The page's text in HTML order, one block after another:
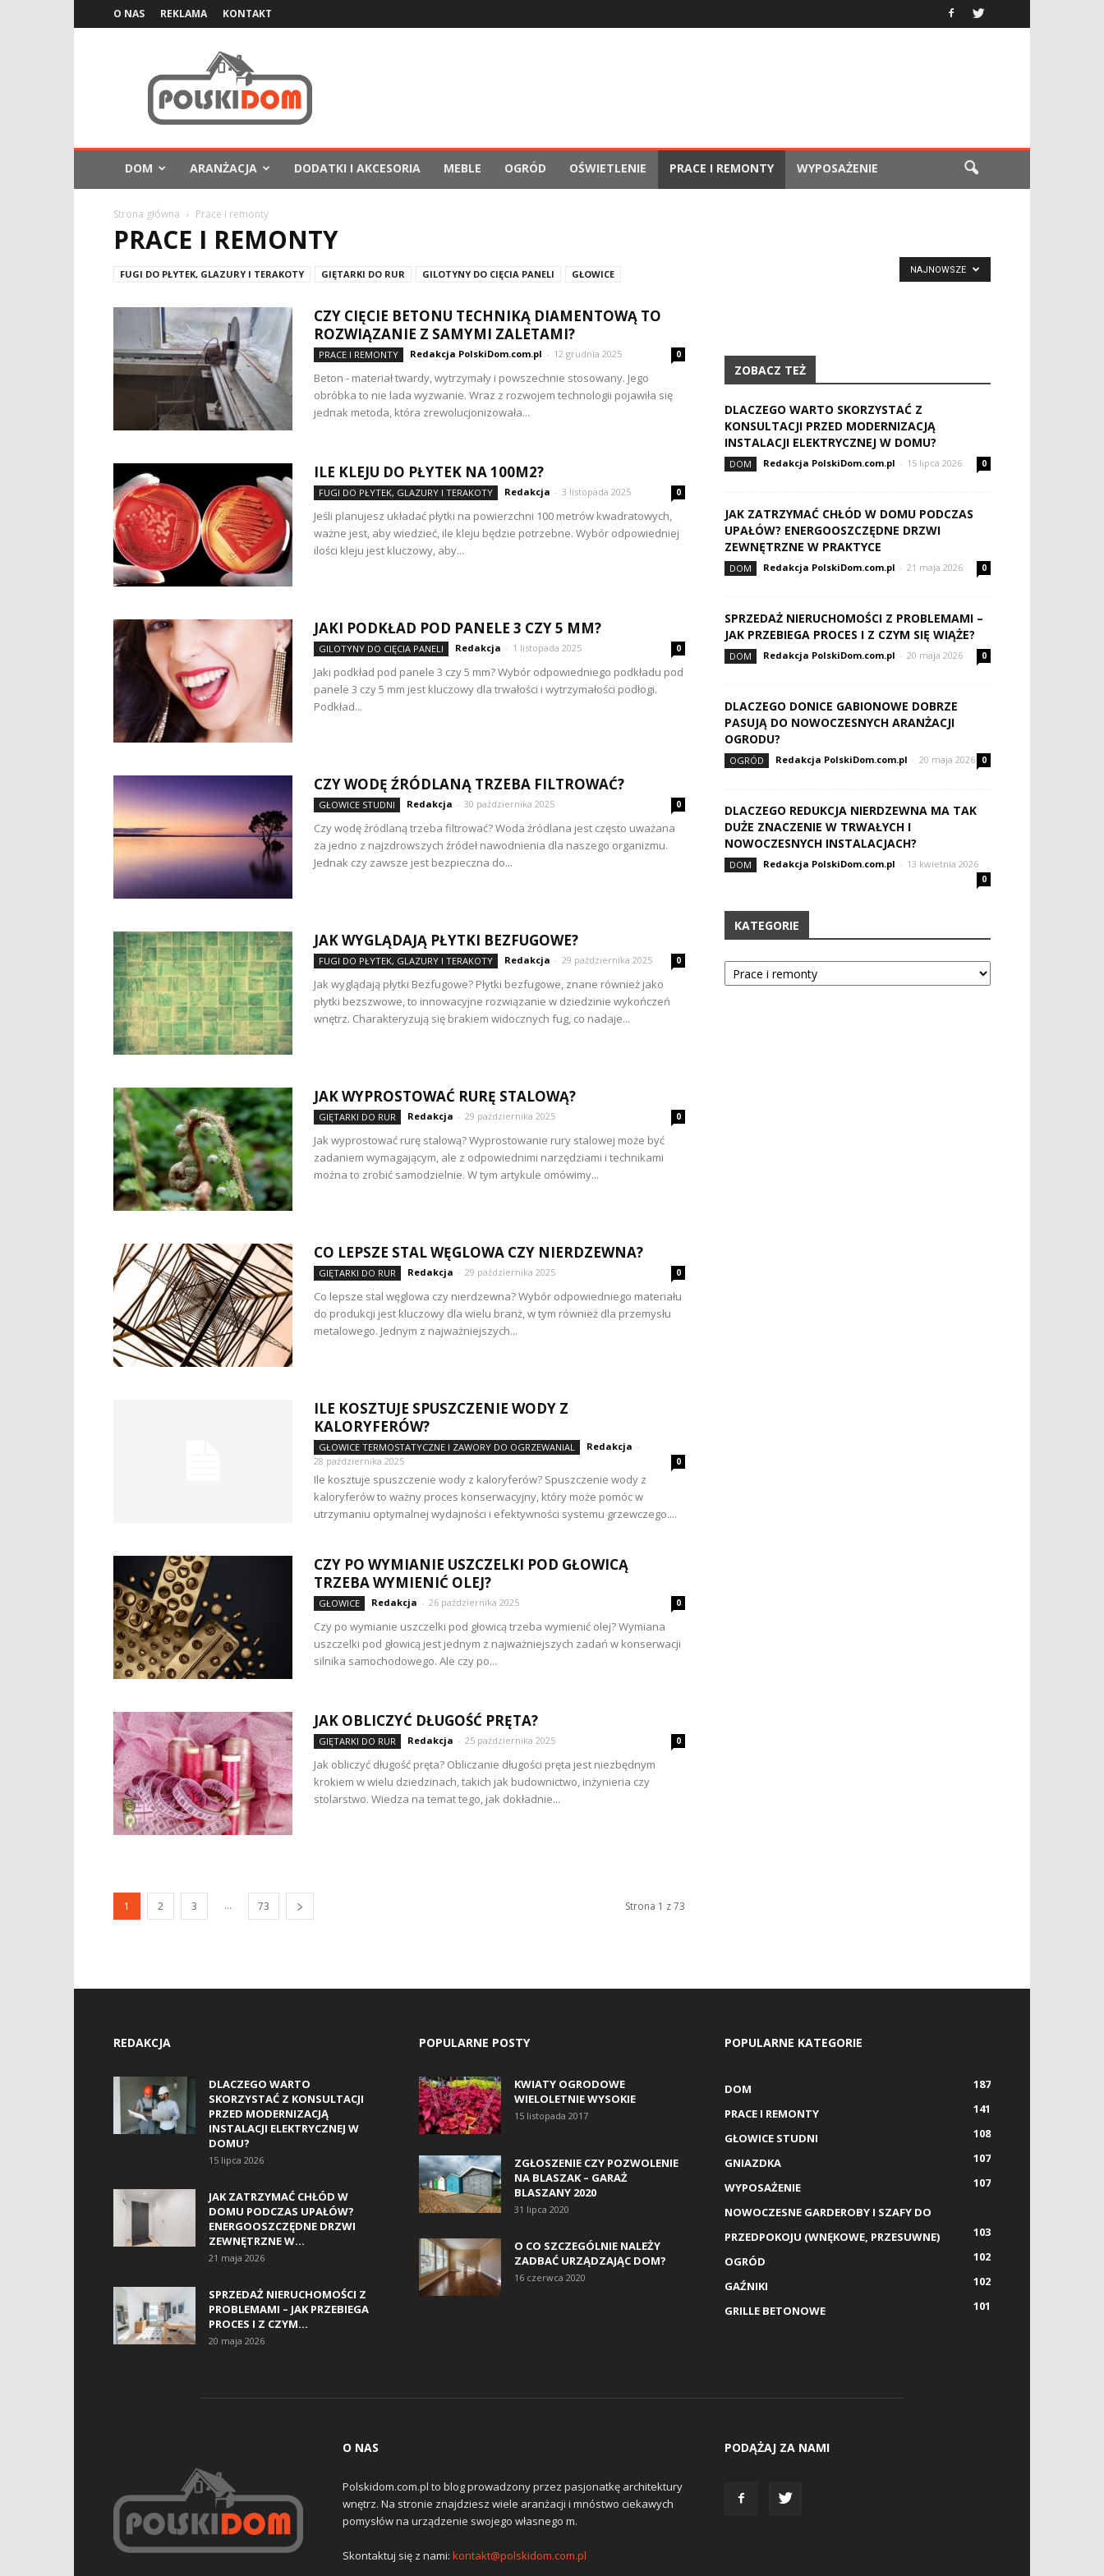
O NAS REKLAMA KONTAKT
DOM ARANŻACJA DODATKI I AKCESORIA MEBLE OGRÓD OŚWIETLENIE PRACE I REMONTY WYPOSAŻENIE
Strona główna Prace i remonty
PRACE I REMONTY
FUGI DO PŁYTEK, GLAZURY I TERAKOTY GIĘTARKI DO RUR GILOTYNY DO CIĘCIA PANELI GŁOWICE NAJNOWSZE
CZY CIĘCIE BETONU TECHNIKĄ DIAMENTOWĄ TO
ROZWIĄZANIE Z SAMYMI ZALETAMI?
PRACE I REMONTY Redakcja PolskiDom.com.pl - 12 grudnia 2025 0
Beton - materiał twardy, wytrzymały i powszechnie stosowany. Jego
obróbka to nie lada wyzwanie. Wraz z rozwojem technologii pojawiła się
jednak metoda, która zrewolucjonizowała...
ILE KLEJU DO PŁYTEK NA 100M2?
FUGI DO PŁYTEK, GLAZURY I TERAKOTY Redakcja - 3 listopada 2025 0
Jeśli planujesz układać płytki na powierzchni 100 metrów kwadratowych,
ważne jest, aby wiedzieć, ile kleju będzie potrzebne. Wybór odpowiedniej
ilości kleju jest kluczowy, aby...
JAKI PODKŁAD POD PANELE 3 CZY 5 MM?
GILOTYNY DO CIĘCIA PANELI Redakcja - 1 listopada 2025 0
Jaki podkład pod panele 3 czy 5 mm? Wybór odpowiedniego podkładu pod
panele 3 czy 5 mm jest kluczowy dla trwałości i wytrzymałości podłogi.
Podkład...
CZY WODĘ ŹRÓDLANĄ TRZEBA FILTROWAĆ?
GŁOWICE STUDNI Redakcja - 30 października 2025 0
Czy wodę źródlaną trzeba filtrować? Woda źródlana jest często uważana
za jedno z najzdrowszych źródeł nawodnienia dla naszego organizmu.
Jednak czy zawsze jest bezpieczna do...
JAK WYGLĄDAJĄ PŁYTKI BEZFUGOWE?
FUGI DO PŁYTEK, GLAZURY I TERAKOTY Redakcja - 29 października 2025 0
Jak wyglądają płytki Bezfugowe? Płytki bezfugowe, znane również jako
płytki bezszwowe, to innowacyjne rozwiązanie w dziedzinie wykończeń
wnętrz. Charakteryzują się brakiem widocznych fug, co nadaje...
JAK WYPROSTOWAĆ RURĘ STALOWĄ?
GIĘTARKI DO RUR Redakcja - 29 października 2025 0
Jak wyprostować rurę stalową? Wyprostowanie rury stalowej może być
zadaniem wymagającym, ale z odpowiednimi narzędziami i technikami
można to zrobić samodzielnie. W tym artykule omówimy...
CO LEPSZE STAL WĘGLOWA CZY NIERDZEWNA?
GIĘTARKI DO RUR Redakcja - 29 października 2025 0
Co lepsze stal węglowa czy nierdzewna? Wybór odpowiedniego materiału
do produkcji jest kluczowy dla wielu branż, w tym również dla przemysłu
metalowego. Jednym z najważniejszych...
ILE KOSZTUJE SPUSZCZENIE WODY Z
KALORYFERÓW?
GŁOWICE TERMOSTATYCZNE I ZAWORY DO OGRZEWANIAL Redakcja -
28 października 2025
0
Ile kosztuje spuszczenie wody z kaloryferów? Spuszczenie wody z
kaloryferów to ważny proces konserwacyjny, który może pomóc w
utrzymaniu optymalnej wydajności i efektywności systemu grzewczego....
CZY PO WYMIANIE USZCZELKI POD GŁOWICĄ
TRZEBA WYMIENIĆ OLEJ?
GŁOWICE Redakcja - 26 października 2025 0
Czy po wymianie uszczelki pod głowicą trzeba wymienić olej? Wymiana
uszczelki pod głowicą jest jednym z najważniejszych zadań w konserwacji
silnika samochodowego. Ale czy po...
JAK OBLICZYĆ DŁUGOŚĆ PRĘTA?
GIĘTARKI DO RUR Redakcja - 25 października 2025 0
Jak obliczyć długość pręta? Obliczanie długości pręta jest niezbędnym
krokiem w wielu dziedzinach, takich jak budownictwo, inżynieria czy
stolarstwo. Wiedza na temat tego, jak dokładnie...
1 2 3 ... 73 Strona 1 z 73
ZOBACZ TEŻ
DLACZEGO WARTO SKORZYSTAĆ Z
KONSULTACJI PRZED MODERNIZACJĄ
INSTALACJI ELEKTRYCZNEJ W DOMU?
DOM Redakcja PolskiDom.com.pl - 15 lipca 2026 0
JAK ZATRZYMAĆ CHŁÓD W DOMU PODCZAS
UPAŁÓW? ENERGOOSZCZĘDNE DRZWI
ZEWNĘTRZNE W PRAKTYCE
DOM Redakcja PolskiDom.com.pl - 21 maja 2026 0
SPRZEDAŻ NIERUCHOMOŚCI Z PROBLEMAMI –
JAK PRZEBIEGA PROCES I Z CZYM SIĘ WIĄŻE?
DOM Redakcja PolskiDom.com.pl - 20 maja 2026 0
DLACZEGO DONICE GABIONOWE DOBRZE
PASUJĄ DO NOWOCZESNYCH ARANŻACJI
OGRODU?
OGRÓD Redakcja PolskiDom.com.pl - 20 maja 2026 0
DLACZEGO REDUKCJA NIERDZEWNA MA TAK
DUŻE ZNACZENIE W TRWAŁYCH I
NOWOCZESNYCH INSTALACJACH?
DOM Redakcja PolskiDom.com.pl - 13 kwietnia 2026
0
KATEGORIE
Kategorie
REDAKCJA
DLACZEGO WARTO
SKORZYSTAĆ Z KONSULTACJI
PRZED MODERNIZACJĄ
INSTALACJI ELEKTRYCZNEJ W
DOMU?
15 lipca 2026
JAK ZATRZYMAĆ CHŁÓD W
DOMU PODCZAS UPAŁÓW?
ENERGOOSZCZĘDNE DRZWI
ZEWNĘTRZNE W...
21 maja 2026
SPRZEDAŻ NIERUCHOMOŚCI Z
PROBLEMAMI – JAK PRZEBIEGA
PROCES I Z CZYM...
20 maja 2026
POPULARNE POSTY
KWIATY OGRODOWE
WIELOLETNIE WYSOKIE
15 listopada 2017
ZGŁOSZENIE CZY POZWOLENIE
NA BLASZAK – GARAŻ
BLASZANY 2020
31 lipca 2020
O CO SZCZEGÓLNIE NALEŻY
ZADBAĆ URZĄDZAJĄC DOM?
16 czerwca 2020
POPULARNE KATEGORIE
DOM
187
PRACE I REMONTY
141
GŁOWICE STUDNI
108
GNIAZDKA
107
WYPOSAŻENIE
107
NOWOCZESNE GARDEROBY I SZAFY DO
PRZEDPOKOJU (WNĘKOWE, PRZESUWNE)
103
OGRÓD
102
GAŹNIKI
102
GRILLE BETONOWE
101
O NAS
Polskidom.com.pl to blog prowadzony przez pasjonatkę architektury
wnętrz. Na stronie znajdziesz wiele aranżacji i mnóstwo ciekawych
pomysłów na urządzenie swojego własnego m.
Skontaktuj się z nami: kontakt@polskidom.com.pl
PODĄŻAJ ZA NAMI